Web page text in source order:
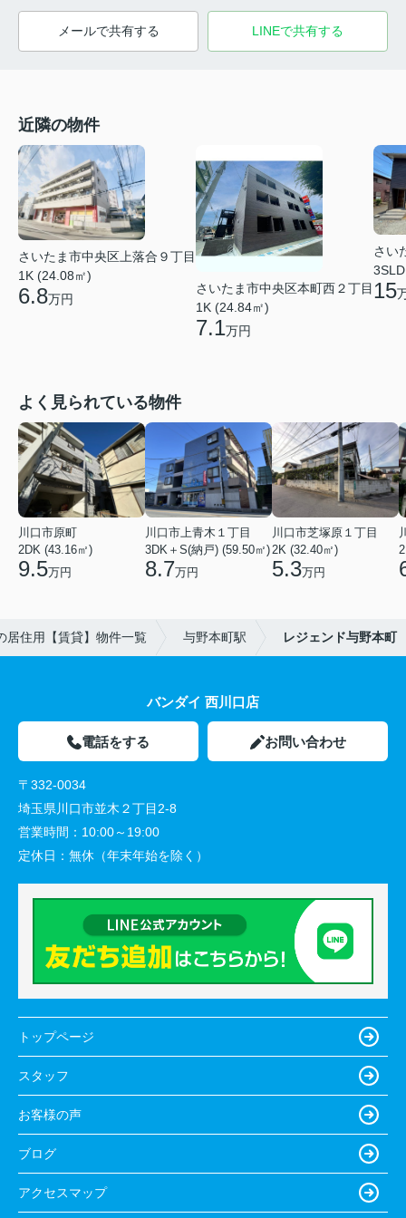
メールで共有する LINEで共有する
近隣の物件
さいたま市中央区上落合９丁目
1K (24.08㎡)
6.8万円
さいたま市中央区本町西２丁目
1K (24.84㎡)
7.1万円
さい
15
よく見られている物件
川口市原町
2DK (43.16㎡)
9.5万円
川口市上青木１丁目
3DK＋S(納戸) (59.50㎡)
8.7万円
川口市芝塚原１丁目
2K (32.40㎡)
5.3万円
居住用【賃貸】物件一覧 与野本町駅 レジェンド与野本町
バンダイ 西川口店
電話をする お問い合わせ
〒332-0034
埼玉県川口市並木２丁目2-8
営業時間： 10:00～19:00
定休日： 無休（年末年始を除く）
トップページ
スタッフ
お客様の声
ブログ
アクセスマップ